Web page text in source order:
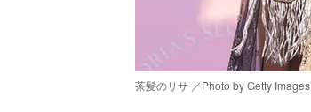
茶髪のリサ ／Photo by Getty Images